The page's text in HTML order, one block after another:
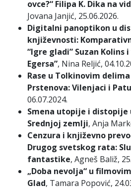
ovce?“ Filipa K. Dika na
Jovana Janjić, 25.06.2026.
Digitalni panoptikon u
književnosti:
“Igre gladi” Suzan Kolins i
Egersa”, Nina Reljić,
Rase u Tolkinovim
Prstenova: Vilenjaci i
06.07.2024.
Smena utopije i distopije
Srednjoj zemlji, Anja
Cenzura i književno
Drugog svetskog rata:
fantastike, Agneš Baliž,
„Doba nevolja“ u
Glad, Tamara Popović,